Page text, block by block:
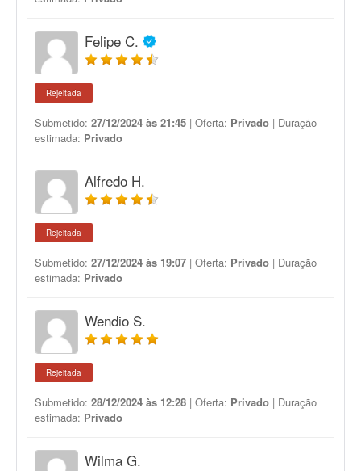
Felipe C.
Rejeitada
Submetido: 27/12/2024 às 21:45 | Oferta: Privado | Duração
estimada: Privado
Alfredo H.
Rejeitada
Submetido: 27/12/2024 às 19:07 | Oferta: Privado | Duração
estimada: Privado
Wendio S.
Rejeitada
Submetido: 28/12/2024 às 12:28 | Oferta: Privado | Duração
estimada: Privado
Wilma G.